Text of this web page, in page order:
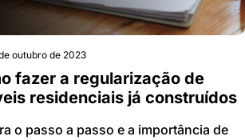
outubro de 2023
fazer a regularização de
residenciais já construídos
o passo a passo e a importância de